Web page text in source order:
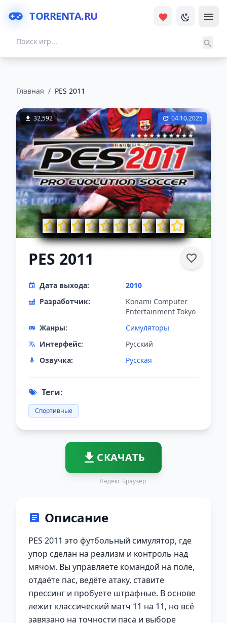
TORRENTA.RU
Главная / PES 2011
32,592 04.10.2025
PES 2011
Дата выхода:
2010
Разработчик:
Konami Computer
Entertainment Tokyo
Жанры:
Симуляторы
Интерфейс:
Русский
Озвучка:
Русская
Теги:
Спортивные
СКАЧАТЬ
Яндекс Браузер
Описание
PES 2011 это футбольный симулятор, где
упор сделан на реализм и контроль над
мячом. Вы управляете командой на поле,
отдаёте пас, ведёте атаку, ставите
прессинг и пробуете штрафные. В основе
лежит классический матч 11 на 11, но всё
завязано на точности паса и выборе